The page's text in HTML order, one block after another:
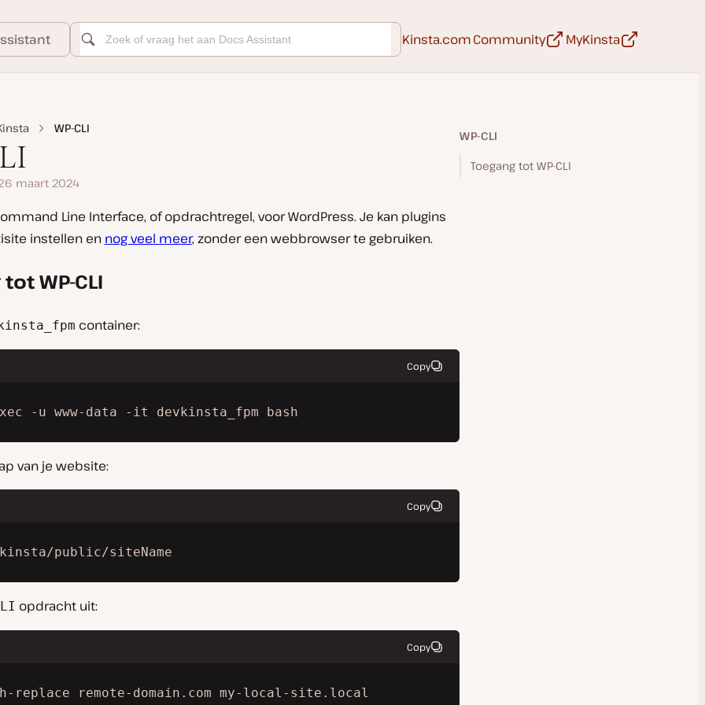
Kinsta.comCommunityOpen in een nieuwe tab
MyKinstaOpen in een
WP-CLI
maart 2024
Line Interface, of opdrachtregel, voor WordPress. Je kan plugins
instellen en nog veel meer, zonder een webbrowser te gebruiken.
WP-CLI
container:
Copy
-u www-data -it devkinsta_fpm bash
van je website:
Copy
kinsta/public/siteName
opdracht uit:
Copy
replace remote-domain.com my-local-site.local
WP-CLI
Toegang tot WP-CLI